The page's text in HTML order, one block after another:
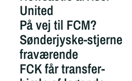
United
På vej til FCM?
Sønderjyske-stjerne
fraværende
FCK får transfer-